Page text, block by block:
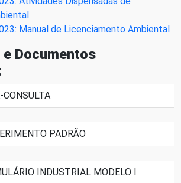
Manual de Licenciamento Ambiental
Documentos
PADRÃO
INDUSTRIAL MODELO I